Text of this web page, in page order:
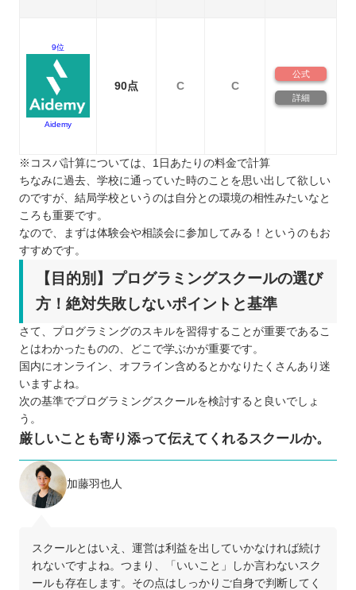
9位
Aidemy
90点 C C
公式
詳細
※コスパ計算については、1日あたりの料金で計算
ちなみに過去、学校に通っていた時のことを思い出して欲しい
のですが、結局学校というのは自分との環境の相性みたいなと
ころも重要です。
なので、まずは体験会や相談会に参加してみる！というのもお
すすめです。
【目的別】プログラミングスクールの選び
方！絶対失敗しないポイントと基準
さて、プログラミングのスキルを習得することが重要であるこ
とはわかったものの、どこで学ぶかが重要です。
国内にオンライン、オフライン含めるとかなりたくさんあり迷
いますよね。
次の基準でプログラミングスクールを検討すると良いでしょ
う。
厳しいことも寄り添って伝えてくれるスクールか。
加藤羽也人
スクールとはいえ、運営は利益を出していかなければ続け
れないですよね。つまり、「いいこと」しか言わないスク
ールも存在します。その点はしっかりご自身で判断してく